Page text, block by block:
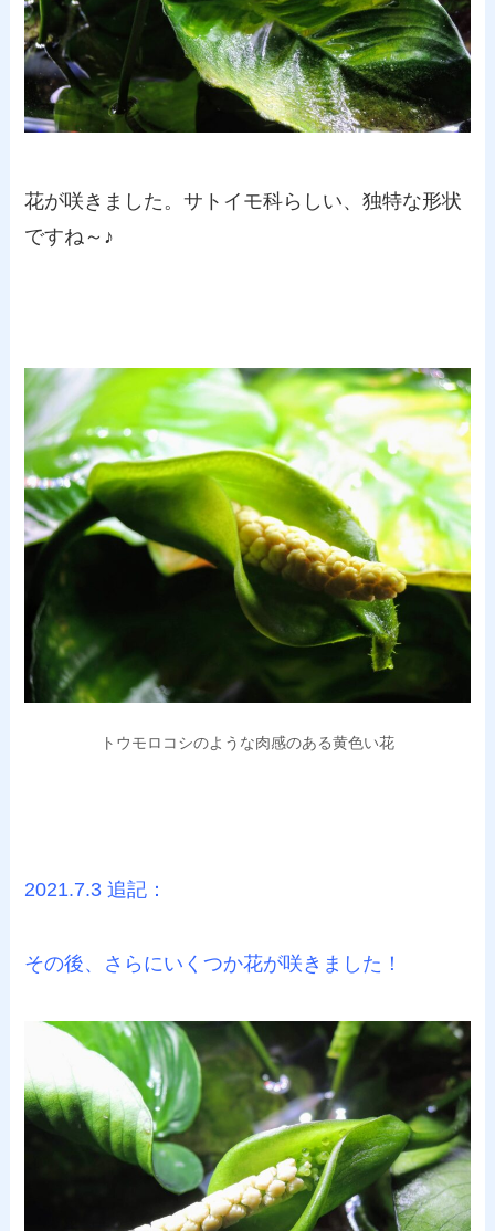
花が咲きました。サトイモ科らしい、独特な形状
ですね～♪
トウモロコシのような肉感のある黄色い花
2021.7.3 追記：
その後、さらにいくつか花が咲きました！